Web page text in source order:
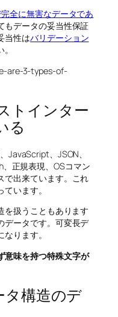
全に無害なデータであ
もデータの妥当性保証
当性はバリデーション
are-3-types-of-
トインター
る
JavaScript、JSON、
、正規表現、OSコマン
で出来ています。これ
います。
を扱うこともあります
データです。可変長デ
ります。
意味を持つ特殊文字が
タ構造のデ